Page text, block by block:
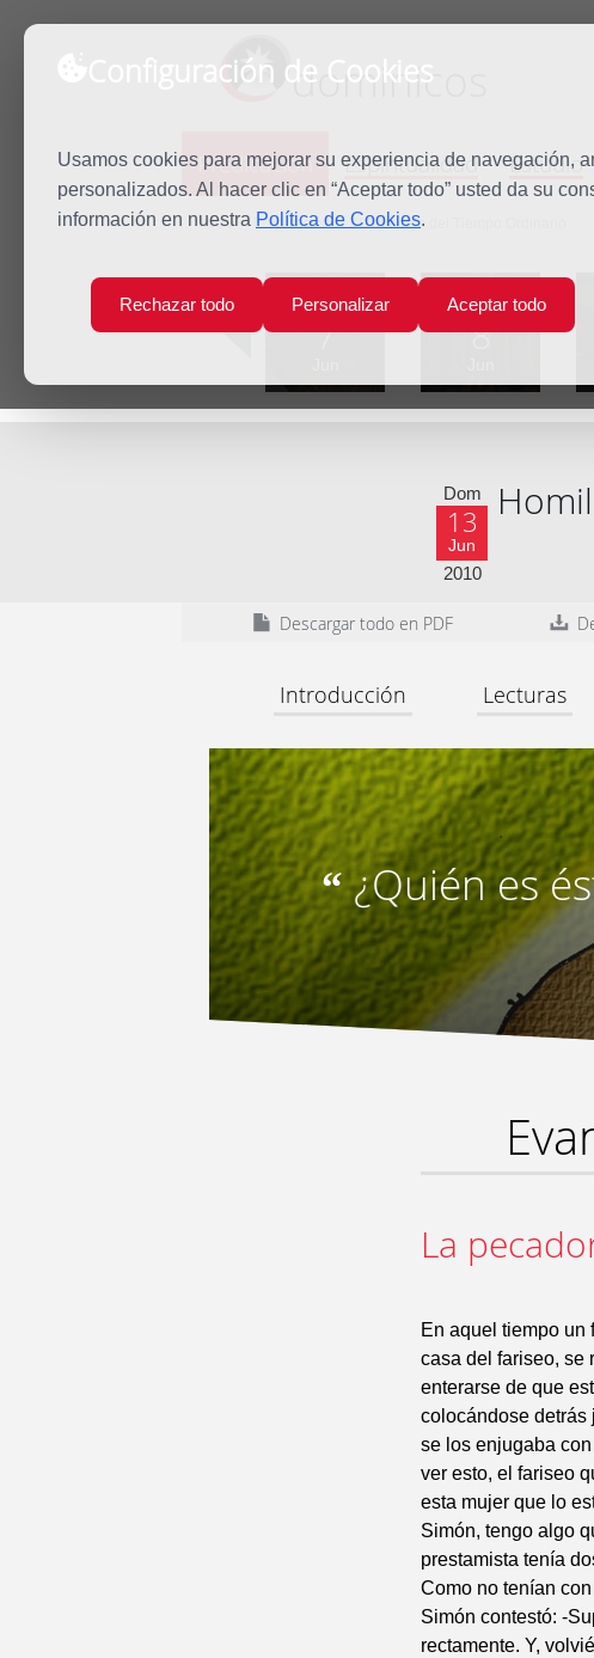
Configuración de Cookies
Usamos cookies para mejorar su experiencia de navegación,
personalizados. Al hacer clic en “Aceptar todo” usted da su
información en nuestra Política de Cookies.
Rechazar todo Personalizar Aceptar todo
dominicos
Predicación Espiritualidad Estudio
Inicio Predicación XI Domingo del Tiempo Ordinario
Lun
7
Mar
8
Dom
13
Jun
2010
Descargar todo en PDF
Introducción Lecturas
“¿Quién es
La
En aquel tiempo un
casa del fariseo, se
enterarse de que
colocándose detrás
se los enjugaba
ver esto, el fariseo
esta mujer que lo
Simón, tengo algo
prestamista tenía
Como no tenían
Simón contestó: -
rectamente. Y,